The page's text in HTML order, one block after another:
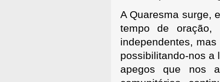
A Quaresma surge,
tempo de oração,
independentes,
possibilitando-nos a
apegos que nos